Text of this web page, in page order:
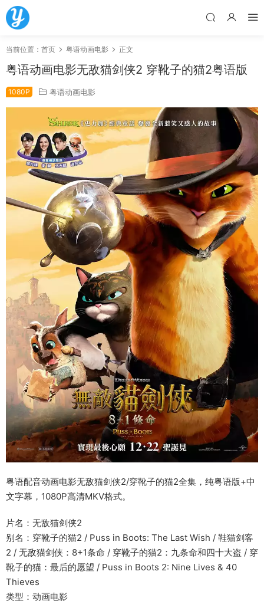
当前位置： 首页 粤语动画电影 正文
粤语动画电影无敌猫剑侠2 穿靴子的猫2粤语版
1080P 粤语动画电影
粤语配音动画电影无敌猫剑侠2/穿靴子的猫2全集，纯粤语版+中
文字幕，1080P高清MKV格式。
片名：无敌猫剑侠2
别名：穿靴子的猫2 / Puss in Boots: The Last Wish / 鞋猫剑客
2 / 无敌猫剑侠：8+1条命 / 穿靴子的猫2：九条命和四十大盗 / 穿
靴子的猫：最后的愿望 / Puss in Boots 2: Nine Lives & 40
Thieves
类型：动画电影